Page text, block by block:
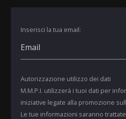
Inserisci la tua email:
Autorizzazione utilizzo dei dati
M.M.P.I. utilizzerà i tuoi dati per
iniziative legate alla promozione
Le tue informazioni saranno